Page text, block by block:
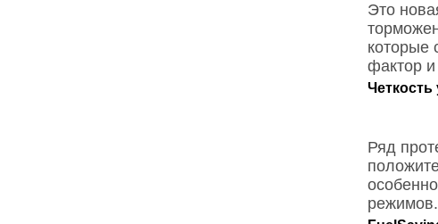
Это
которые
фактор
Ряд
режимов.